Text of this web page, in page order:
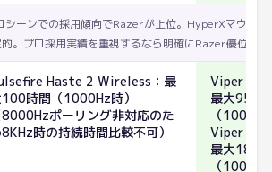
シーンでの採用傾向でRazerが上位。HyperXマウスは
。プロ採用実績を重視するなら明確にRazer優位
Haste 2 Wireless：最
時間（1000Hz時）
8000Hzポーリング非対応のた
時の持続時間比較不可）
Viper V3
最大95時
（
Viper V4
最大180
（1000Hz